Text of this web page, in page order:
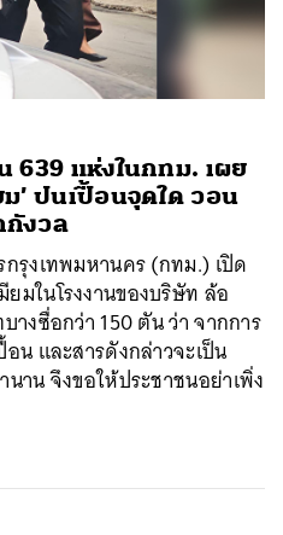
639 แห่งในกทม. เผย
’ ปนเปื้อนจุดใด วอน
กังวล
รุงเทพมหานคร (กทม.) เปิด
มในโรงงานของบริษัท ล้อ
างซื่อกว่า 150 ตัน ว่า จากการ
น และสารดังกล่าวจะเป็น
าน จึงขอให้ประชาชนอย่าเพิ่ง